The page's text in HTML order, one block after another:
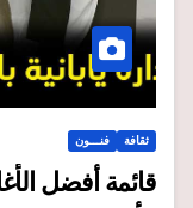
ثقافة فنـــون
قائمة أفضل